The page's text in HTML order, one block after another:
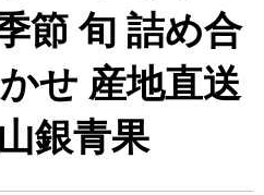
節 旬 詰め合
せ 産地直送
銀青果